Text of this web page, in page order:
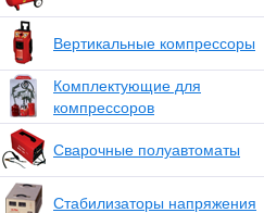
Вертикальные компрессоры
Комплектующие для
компрессоров
Сварочные полуавтоматы
Стабилизаторы напряжения